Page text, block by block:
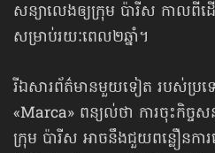
សន្យាលេងឲ្យក្រុម ប៉ារីស កាលពីដើ
សម្រាប់រយៈពេល២ឆ្នាំ។
រីឯសារព័ត៌មានមួយទៀត របស់ប្រ
«Marca» ពន្យល់ថា ការចុះកិច្
ក្រុម ប៉ារីស អាចនឹងជួយពន្លឿនការផ្